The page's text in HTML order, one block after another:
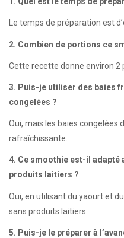
Le temps de préparation est
2. Combien de portions ce
Cette recette donne environ 2
3. Puis-je utiliser des baies
congelées ?
Oui, mais les baies congelées
rafraîchissante.
4. Ce smoothie est-il adapté
produits laitiers ?
Oui, en utilisant du yaourt et
sans produits laitiers.
5. Puis-je le préparer à